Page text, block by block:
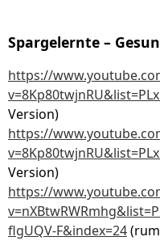
Spargelernte –
https://
Version)
https://
Version)
https://
flgUQV-F&index=24